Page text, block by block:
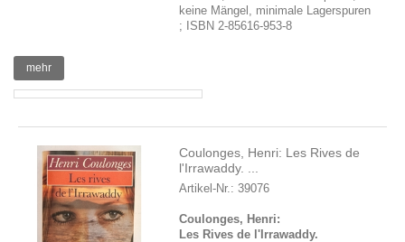
keine Mängel, minimale Lagerspuren
; ISBN 2-85616-953-8
mehr
Coulonges, Henri: Les Rives de
l'Irrawaddy. ...
Artikel-Nr.: 39076
Coulonges, Henri:
Les Rives de l'Irrawaddy.